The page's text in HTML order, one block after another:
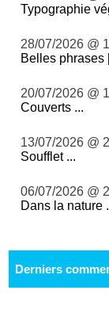
Typographie
28/07/2026 @
Belles phrases
20/07/2026 @
Couverts ...
13/07/2026 @
Soufflet ...
06/07/2026 @
Dans la nature
Derniers